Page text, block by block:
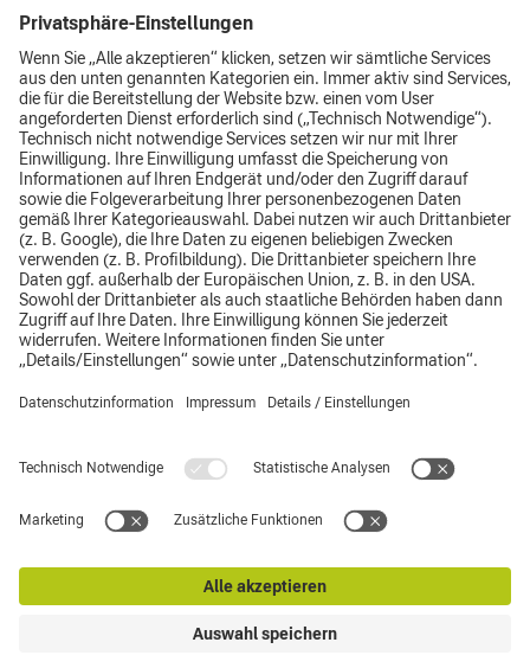
0162 2820362
089 9212-1073
christian.fruth@claas-sob.de
Hinweisgebersystem